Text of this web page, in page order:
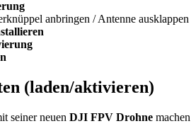
anbringen / Antenne ausklappen
(laden/aktivieren)
seiner neuen DJI FPV Drohne machen